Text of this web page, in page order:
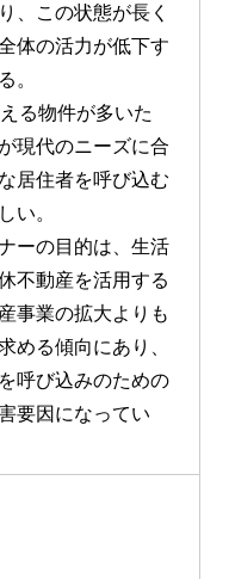
、この状態が長く
体の活力が低下す
。
る物件が多いた
現代のニーズに合
居住者を呼び込む
い。
ーの目的は、生活
不動産を活用する
事業の拡大よりも
める傾向にあり、
呼び込みのための
要因になってい